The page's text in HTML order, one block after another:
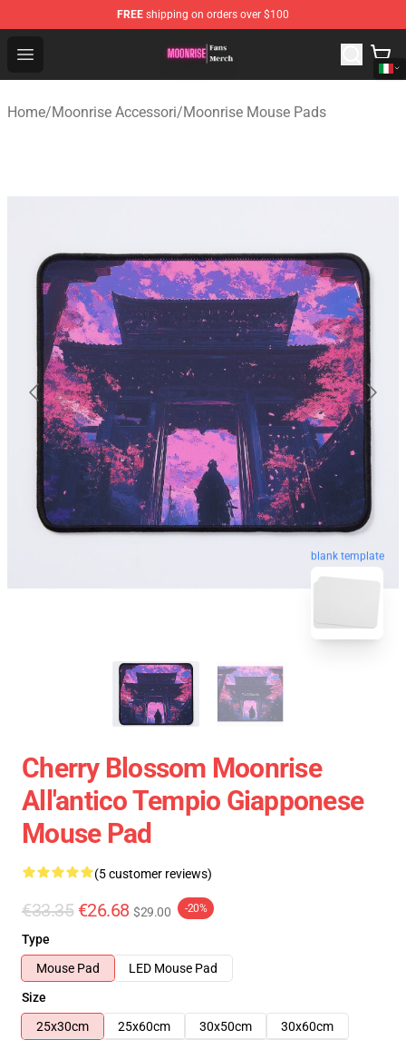
FREE shipping on orders over $100
Open menu
Moonrise Store - Official Moonrise Merchandise Shop
Home/Moonrise Accessori/Moonrise Mouse Pads
blank template
Cherry Blossom Moonrise
All'antico Tempio Giapponese
Mouse Pad
(5 customer reviews)
€33.35 €26.68 $29.00 -20%
Type
Mouse Pad
LED Mouse Pad
Size
25x30cm
25x60cm 30x50cm
30x60cm